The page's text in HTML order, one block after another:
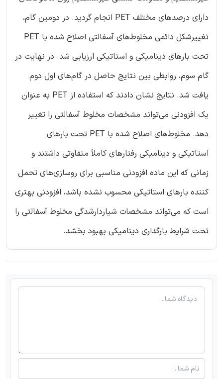
دارای درصدهای مختلف PET انجام گردید. در دومین گام،
تغییرشکل دائمی مخلوط‌های آسفالتی اصلاح شده با PET
تحت بارهای دینامیکی و استاتیکی ارزیابی شد. در نهایت در
گام سوم، روابطی بین نتایج حاصل در گام‌های اول دوم
یافت شد. نتایج نشان دادند که استفاده از PET به عنوان
یک افزودنی می‌تواند مشخصات مخلوط آسفالتی را تغییر
دهد. مخلوط‌های اصلاح شده با PET تحت بارهای
استاتیکی و دینامیکی رفتارهای کاملاً متفاوتی داشتند و
زمانی که این ماده افزودنی مناسبی برای روسازی‌های تحمل
کننده بارهای استاتیکی محسوب نشده باشد، افزودنی بهتری
است که می‌تواند مشخصات شیاردارشدگی مخلوط آسفالتی را
تحت شرایط بارگذاری دینامیکی بهبود بخشد.